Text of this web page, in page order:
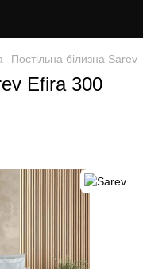
Постільна білизна Sarev
Efira 300